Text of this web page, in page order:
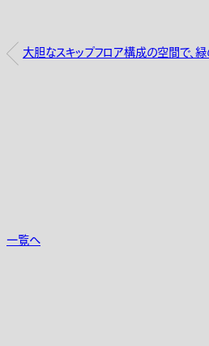
大胆なスキップフロア構成の空間で、
一覧へ